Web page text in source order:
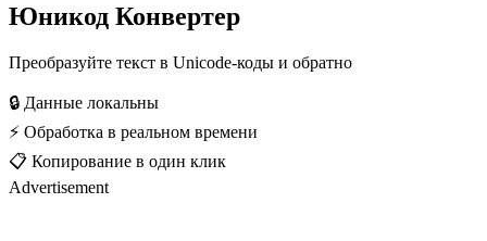
Юникод Конвертер
Преобразуйте текст в Unicode-коды и обратно
🔒 Данные локальны
⚡ Обработка в реальном времени
📋 Копирование в один клик
Advertisement